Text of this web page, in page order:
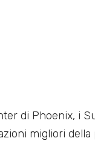
di Phoenix, i
migliori della